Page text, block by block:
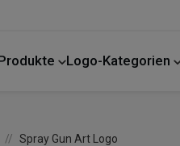
Logo-Kategorien
Spray Gun Art Logo